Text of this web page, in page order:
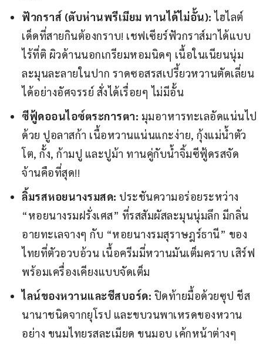
ฟัวกราส์ (ตับห่านพรีเมียม ทานได้ไม่อั้น): ไฮไลต์
เด็ดที่สายกินต้องกราบ! เชฟเซียร์ฟัวกราส์มาได้แบบ
ไร้ที่ติ ผิวด้านนอกเกรียมหอมนิดๆ เนื้อในเนียนนุ่ม
ละมุนละลายในปาก ราดซอสรสเปรี้ยวหวานตัดเลี่ยน
ได้อย่างอัศจรรย์ สั่งได้เรื่อยๆ ไม่มีอั้น
ซีฟู้ดออนไอซ์ตระการตา: มุมอาหารทะเลอัดแน่นไป
ด้วย ปูอลาสก้า เนื้อหวานแน่นแกะง่าย, กุ้งแม่น้ำตัว
โต, กั้ง, ก้ามปู และปูม้า ทานคู่กับน้ำจิ้มซีฟู้ดรสจัด
จ้านคือที่สุด!!
ลิ้มรสหอยนางรมสด: ประชันความอร่อยระหว่าง
“หอยนางรมฝรั่งเศส” ที่รสสัมผัสละมุนนุ่มลึก มีกลิ่น
อายทะเลจางๆ กับ “หอยนางรมสุราษฎร์ธานี” ของ
ไทยที่ตัวอวบอ้วน เนื้อครีมมี่หวานมันเต็มคราบ เสิร์ฟ
พร้อมเครื่องเคียงแบบจัดเต็ม
ไลน์ของหวานและชีสบอร์ด: ปิดท้ายมื้อด้วยซุป ชีส
นานาชนิดจากยุโรป และขบวนพาเหรดของหวาน
อย่าง ขนมไทยรสละเมียด ขนมอบ เค้กหน้าต่างๆ